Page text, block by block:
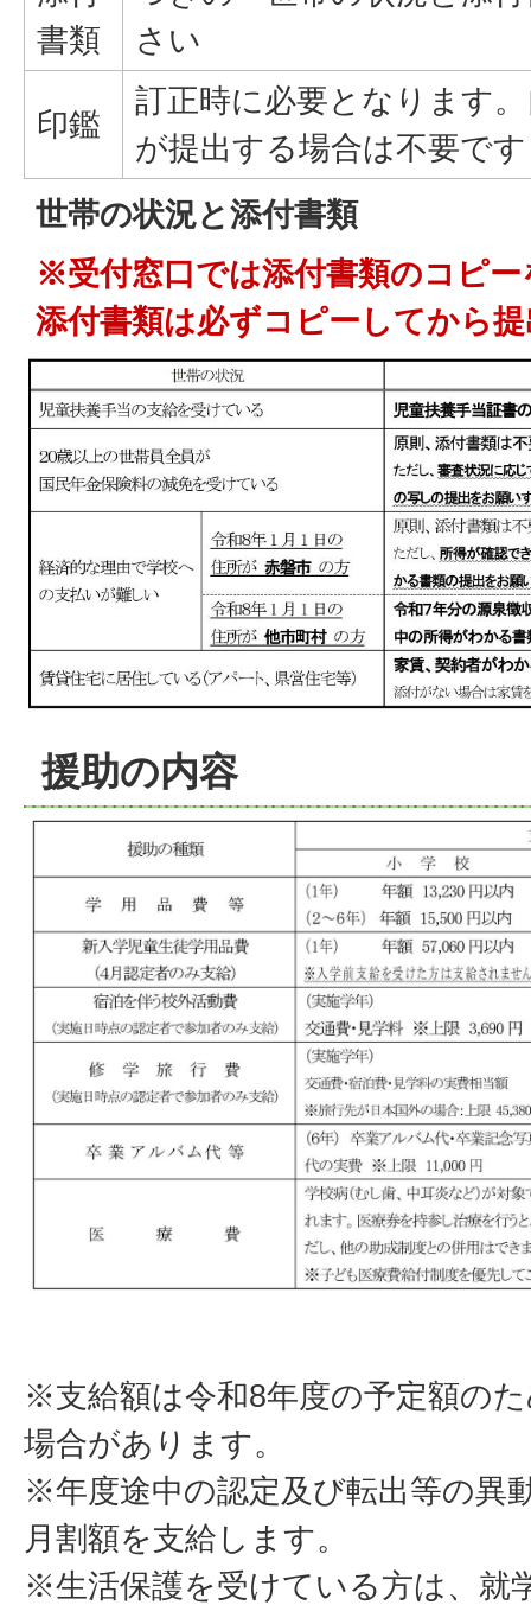
書類
さい
印鑑
訂正時に必要となります
が提出する場合は不要です
世帯の状況と添付書類
※受付窓口では添付書類のコピ
添付書類は必ずコピーしてから
援助の内容
※支給額は令和8年度の予定額の
場合があります。
※年度途中の認定及び転出等の異
月割額を支給します。
※生活保護を受けている方は、就